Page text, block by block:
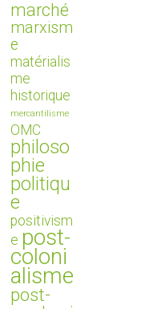
marché
marxism
e
matérialis
me
historique
mercantilisme
OMC
philoso
phie
politiqu
e
positivism
e post-
coloni
alisme
post-